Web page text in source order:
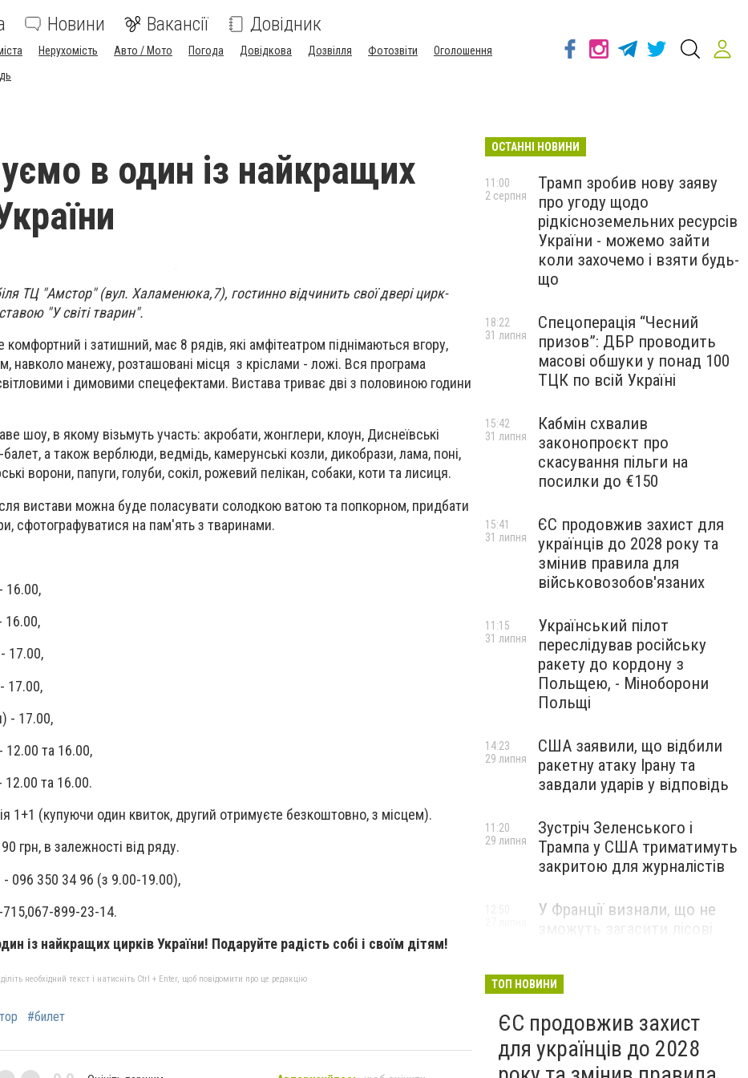
Новини Вакансії Довідник
Нерухомість Авто / Мото Погода Довідкова Дозвілля Фотозвіти
Оголошення
в один із найкращих
ТЦ "Амстор" (вул. Халаменюка,7), гостинно відчинить свої двері цирк-
"У світі тварин".
і затишний, має 8 рядів, які амфітеатром піднімаються вгору,
навколо манежу, розташовані місця з кріслами - ложі. Вся програма
і димовими спецефектами. Вистава триває дві з половиною години
шоу, в якому візьмуть участь: акробати, жонглери, клоун, Диснеївські
а також верблюди, ведмiдь, камерунські козли, дикобрази, лама, понi,
ворони, папуги, голуби, сокiл, рожевий пелiкан, собаки, коти та лисиця.
вистави можна буде поласувати солодкою ватою та попкорном, придбати
сфотографуватися на пам'ять з тваринами.
16.00,
16.00,
17.00,
17.00,
- 17.00,
та 16.00,
та 16.00.
1+1 (купуючи один квиток, другий отримуєте безкоштовно, з місцем).
90 грн, в залежності від ряду.
- 096 350 34 96 (з 9.00-19.00),
899-23-14.
із найкращих цирків України! Подаруйте радість собі і своїм дітям!
необхідний текст і натисніть Ctrl + Enter, щоб повідомити про це редакцію
#билет
ОСТАННІ НОВИНИ
Трамп зробив нову заяву
про угоду щодо
рідкісноземельних ресурсів
України - можемо зайти
коли захочемо і взяти будь-
що
11:00
2 серпня
Спецоперація “Чесний
призов”: ДБР проводить
масові обшуки у понад 100
ТЦК по всій Україні
18:22
31 липня
Кабмін схвалив
законопроєкт про
скасування пільги на
посилки до €150
15:42
31 липня
ЄС продовжив захист для
українців до 2028 року та
змінив правила для
військовозобов'язаних
15:41
31 липня
Український пілот
переслідував російську
ракету до кордону з
Польщею, - Міноборони
Польщі
11:15
31 липня
США заявили, що відбили
ракетну атаку Ірану та
завдали ударів у відповідь
14:23
29 липня
Зустріч Зеленського і
Трампа у США триматимуть
закритою для журналістів
11:20
29 липня
У Франції визнали, що не
ТОП НОВИНИ
ЄС продовжив захист
для українців до 2028